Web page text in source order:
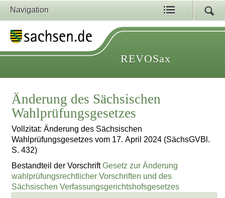
Navigation
REVOSax
Änderung des Sächsischen
Wahlprüfungsgesetzes
Vollzitat: Änderung des Sächsischen
Wahlprüfungsgesetzes vom 17. April 2024 (SächsGVBl.
S. 432)
Bestandteil der VorschriftGesetz zur Änderung
wahlprüfungsrechtlicher Vorschriften und des
Sächsischen Verfassungsgerichtshofsgesetzes